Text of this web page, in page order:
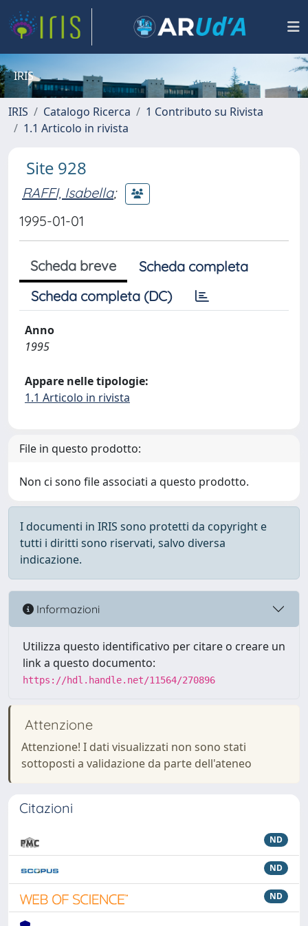
IRIS
IRIS Catalogo Ricerca
1 Contributo su Rivista
1.1 Articolo in rivista
Site 928
RAFFI, Isabella;
1995-01-01
Scheda breve
Scheda completa
Scheda completa (DC)
Anno
1995
Appare nelle tipologie:
1.1 Articolo in rivista
File in questo prodotto:
Non ci sono file associati a questo prodotto.
I documenti in IRIS sono protetti da copyright e
tutti i diritti sono riservati, salvo diversa
indicazione.
Informazioni
Utilizza questo identificativo per citare o creare un
link a questo documento:
https://hdl.handle.net/11564/270896
Attenzione
Attenzione! I dati visualizzati non sono stati
sottoposti a validazione da parte dell'ateneo
Citazioni
ND
ND
ND